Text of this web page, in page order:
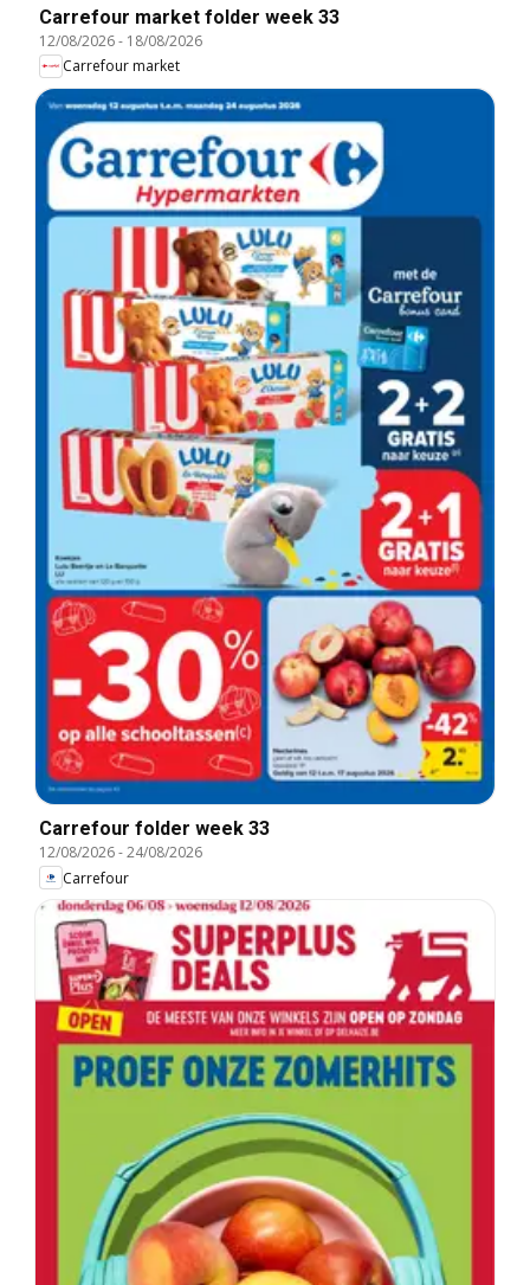
Carrefour market folder week 33
12/08/2026- 18/08/2026
Carrefour market
Carrefour folder week 33
12/08/2026-24/08/2026
Carrefour